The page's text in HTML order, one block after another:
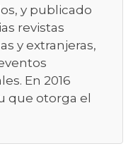
y publicado
revistas
y extranjeras,
En 2016
que otorga el